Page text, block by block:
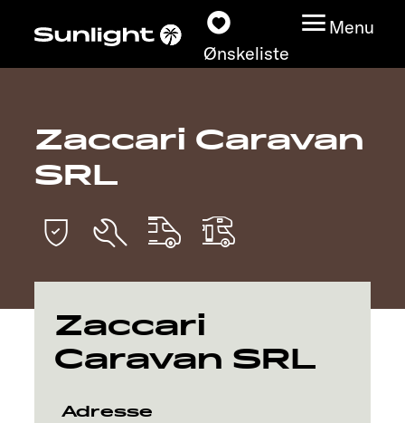
Ønskeliste
Menu
Modeller
Find din Sunlight
Oplev
Zaccari Caravan
SRL
Zaccari
Caravan SRL
Adresse